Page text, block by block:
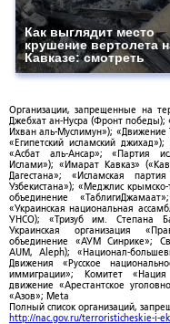
Как выглядит место
крушение вертолета
Кавказе: смотреть
Организации, запрещенные на
Джебхат ан-Нусра (Фронт победы);
Ихван аль-Муслимун»);
«Египетский исламский
«Асбат аль-Ансар»; «Партия
Ислами»); «Имарат Кавказ»
Дагестана»; «Исламская
Узбекистана»); «Меджлис
объединение
«Украинская национальная
УНСО); «Тризуб им. Степана
Украинская организация
объединение «АУМ Синрике»;
AUM, Aleph); «Национал-
Движения «Русское
иммиграции»; Комитет
движение «Арестантское
«Азов»; Meta
Полный список организаций,
http://nac.gov.ru/terroristicheskie-i-